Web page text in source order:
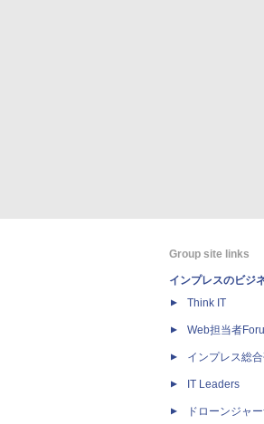
Group site links
インプレスのビジ
Think IT
Web担当者
インプレス総
IT Leaders
ドローンジャ